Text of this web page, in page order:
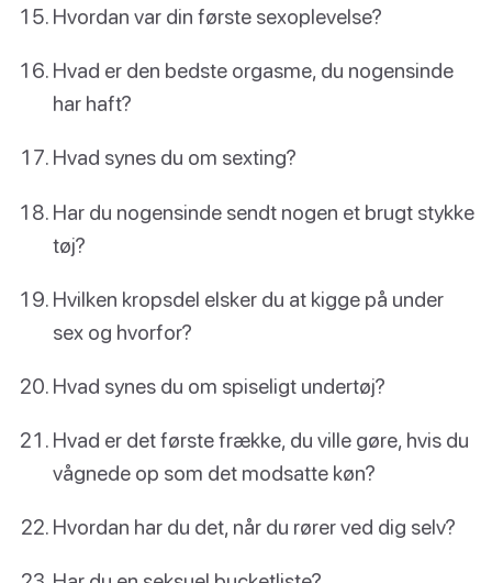
Hvordan var din første sexoplevelse?
Hvad er den bedste orgasme, du nogensinde
har haft?
Hvad synes du om sexting?
Har du nogensinde sendt nogen et brugt stykke
tøj?
Hvilken kropsdel elsker du at kigge på under
sex og hvorfor?
Hvad synes du om spiseligt undertøj?
Hvad er det første frække, du ville gøre, hvis du
vågnede op som det modsatte køn?
Hvordan har du det, når du rører ved dig selv?